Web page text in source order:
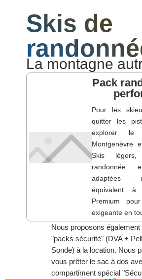
Skis de
La montagne
Pack
Pour les
quitter les
explorer le
Montgenèvre
Skis
randonnée
adaptées —
équivalent à
Premium
exigeante en
Nous proposons également
"packs sécurité" (DVA +
Sonde) à la location. Nous
vous prêter le sac à dos
compartiment spécial